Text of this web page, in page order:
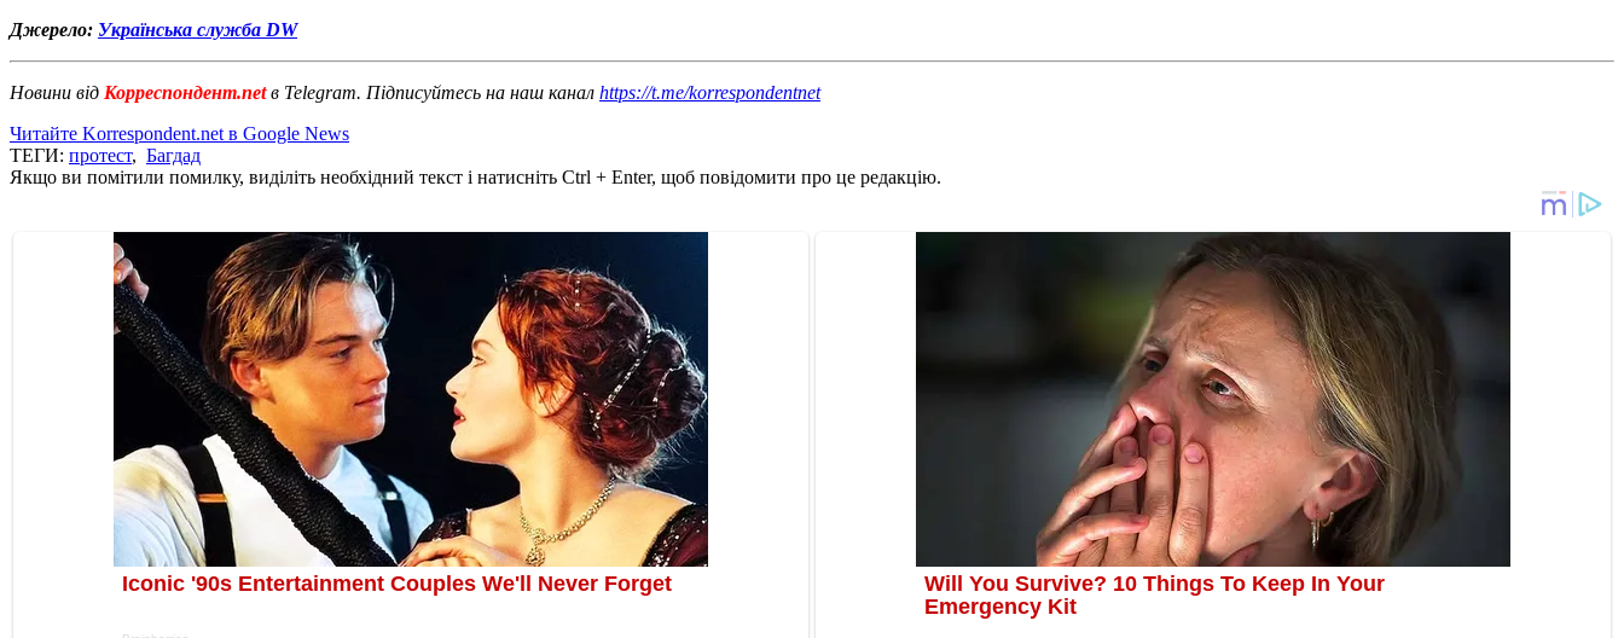
Джерело: Українська служба DW
Новини від Корреспондент.netв Telegram. Підписуйтесь на наш канал https://t.me/korrespondentnet
Читайте Korrespondent.net в Google News
ТЕГИ: протест, Багдад
Якщо ви помітили помилку, виділіть необхідний текст і натисніть Ctrl + Enter, щоб повідомити про це редакцію.